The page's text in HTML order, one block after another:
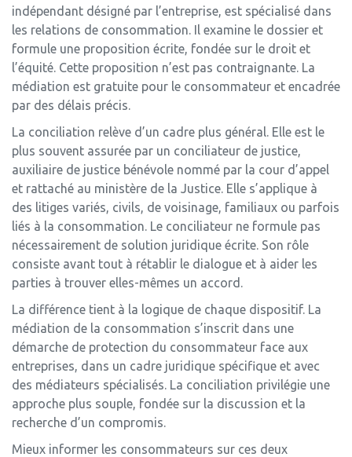
indépendant désigné par l’entreprise, est spécialisé dans
les relations de consommation. Il examine le dossier et
formule une proposition écrite, fondée sur le droit et
l’équité. Cette proposition n’est pas contraignante. La
médiation est gratuite pour le consommateur et encadrée
par des délais précis.
La conciliation relève d’un cadre plus général. Elle est le
plus souvent assurée par un conciliateur de justice,
auxiliaire de justice bénévole nommé par la cour d’appel
et rattaché au ministère de la Justice. Elle s’applique à
des litiges variés, civils, de voisinage, familiaux ou parfois
liés à la consommation. Le conciliateur ne formule pas
nécessairement de solution juridique écrite. Son rôle
consiste avant tout à rétablir le dialogue et à aider les
parties à trouver elles-mêmes un accord.
La différence tient à la logique de chaque dispositif. La
médiation de la consommation s’inscrit dans une
démarche de protection du consommateur face aux
entreprises, dans un cadre juridique spécifique et avec
des médiateurs spécialisés. La conciliation privilégie une
approche plus souple, fondée sur la discussion et la
recherche d’un compromis.
Mieux informer les consommateurs sur ces deux